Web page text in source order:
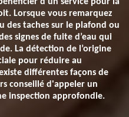
Lorsque vous remarquez
des taches sur le plafond ou
signes de fuite d’eau qui
La détection de l’origine
pour réduire au
différentes façons de
conseillé d'appeler un
inspection approfondie.